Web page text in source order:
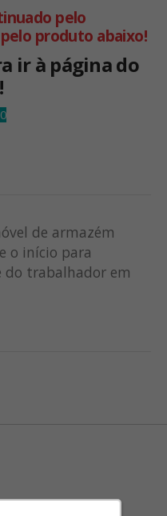
pelo
produto abaixo!
ir à página do
de armazém
o início para
trabalhador em